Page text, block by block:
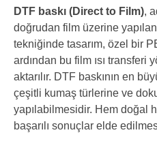
DTF baskı (Direct to Film),
doğrudan film üzerine
tekniğinde tasarım, özel bir
ardından bu film ısı transferi
aktarılır. DTF baskının en
çeşitli kumaş türlerine ve
yapılabilmesidir. Hem doğal
başarılı sonuçlar elde